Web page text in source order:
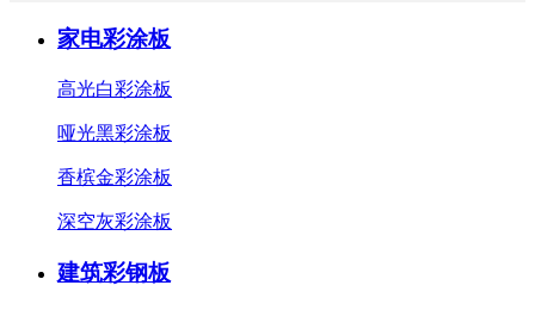
家电彩涂板
高光白彩涂板
哑光黑彩涂板
香槟金彩涂板
深空灰彩涂板
建筑彩钢板